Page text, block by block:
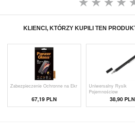
KLIENCI, KTÓRZY KUPILI TEN
Zabezpieczenie Ochronne na Ekr
67,19 PLN
Uniwersalny Rysik
Pojemnościow
38,90 PLN